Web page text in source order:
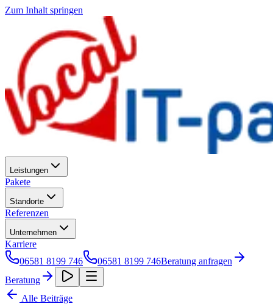
Zum Inhalt springen
Leistungen
Pakete
Standorte
Referenzen
Unternehmen
Karriere
06581 8199 746
06581 8199 746Beratung anfragen
Beratung
Alle Beiträge